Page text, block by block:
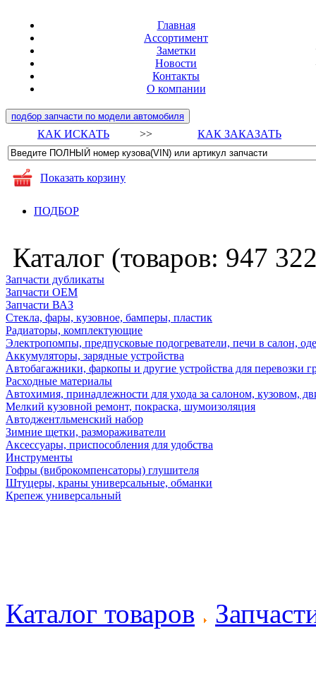
Главная
Ассортимент
Заметки
Новости
Контакты
О компании
подбор запчасти по модели автомобиля
КАК ИСКАТЬ >> КАК ЗАКАЗАТЬ
Показать корзину
ПОДБОР
Каталог (товаров: 947
Запчасти дубликаты
Запчасти ОЕМ
Запчасти ВАЗ
Стекла, фары, кузовное, бамперы, пластик
Радиаторы, комплектующие
Электропомпы, предпусковые подогреватели, печи в салон,
Аккумуляторы, зарядные устройства
Автобагажники, фаркопы и другие устройства для перевозки
Расходные материалы
Автохимия, принадлежности для ухода за салоном, кузовом,
Мелкий кузовной ремонт, покраска, шумоизоляция
Автоджентльменский набор
Зимние щетки, размораживатели
Аксессуары, приспособления для удобства
Инструменты
Гофры (виброкомпенсаторы) глушителя
Штуцеры, краны универсальные, обманки
Крепеж универсальный
Каталог товаров